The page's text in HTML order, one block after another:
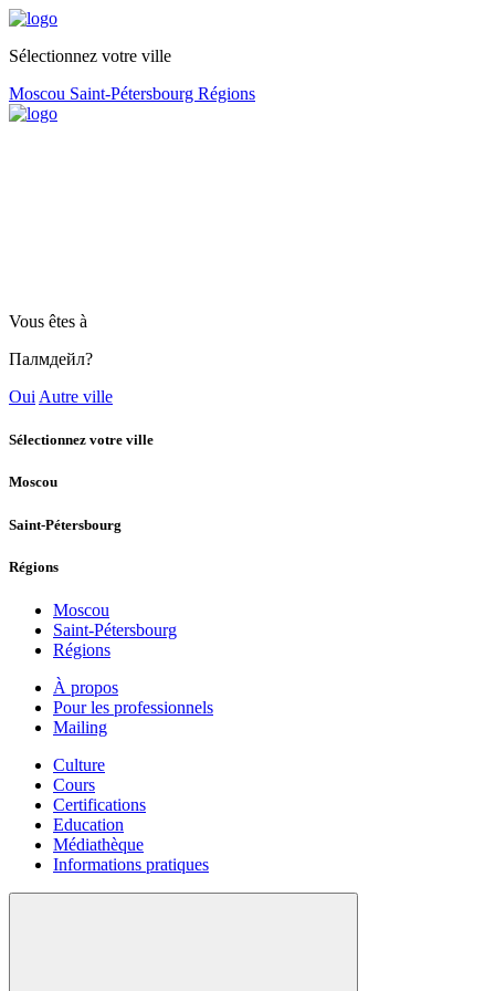
Sélectionnez votre ville
Moscou Saint-Pétersbourg Régions
Vous êtes à
Палмдейл?
Oui Autre ville
Sélectionnez votre ville
Moscou
Saint-Pétersbourg
Régions
Moscou
Saint-Pétersbourg
Régions
À propos
Pour les professionnels
Mailing
Culture
Cours
Certifications
Education
Médiathèque
Informations pratiques